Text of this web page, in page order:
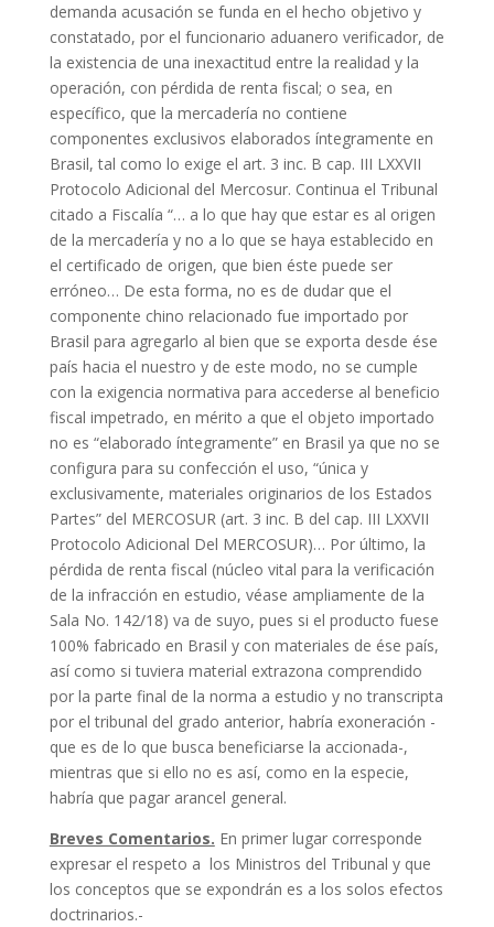
demanda acusación se funda en el hecho objetivo y
constatado, por el funcionario aduanero verificador, de
la existencia de una inexactitud entre la realidad y la
operación, con pérdida de renta fiscal; o sea, en
específico, que la mercadería no contiene
componentes exclusivos elaborados íntegramente en
Brasil, tal como lo exige el art. 3 inc. B cap. III LXXVII
Protocolo Adicional del Mercosur. Continua el Tribunal
citado a Fiscalía “… a lo que hay que estar es al origen
de la mercadería y no a lo que se haya establecido en
el certificado de origen, que bien éste puede ser
erróneo… De esta forma, no es de dudar que el
componente chino relacionado fue importado por
Brasil para agregarlo al bien que se exporta desde ése
país hacia el nuestro y de este modo, no se cumple
con la exigencia normativa para accederse al beneficio
fiscal impetrado, en mérito a que el objeto importado
no es “elaborado íntegramente” en Brasil ya que no se
configura para su confección el uso, “única y
exclusivamente, materiales originarios de los Estados
Partes” del MERCOSUR (art. 3 inc. B del cap. III LXXVII
Protocolo Adicional Del MERCOSUR)… Por último, la
pérdida de renta fiscal (núcleo vital para la verificación
de la infracción en estudio, véase ampliamente de la
Sala No. 142/18) va de suyo, pues si el producto fuese
100% fabricado en Brasil y con materiales de ése país,
así como si tuviera material extrazona comprendido
por la parte final de la norma a estudio y no transcripta
por el tribunal del grado anterior, habría exoneración -
que es de lo que busca beneficiarse la accionada-,
mientras que si ello no es así, como en la especie,
habría que pagar arancel general.
Breves Comentarios. En primer lugar corresponde
expresar el respeto a los Ministros del Tribunal y que
los conceptos que se expondrán es a los solos efectos
doctrinarios.-